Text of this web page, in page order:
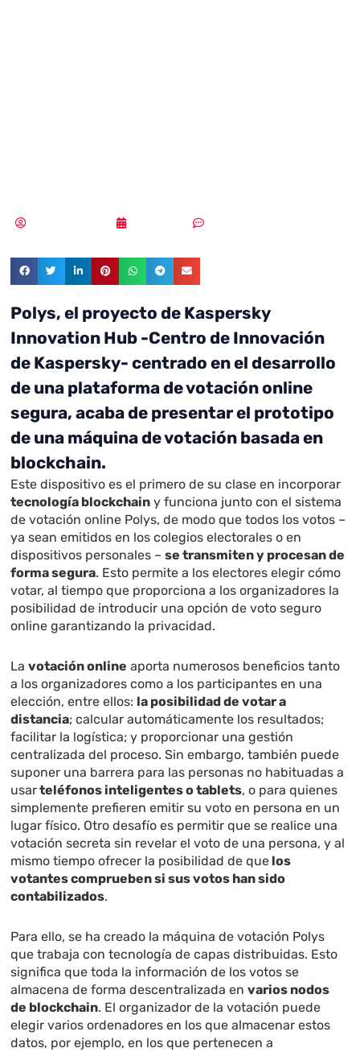
Polys, el proyecto de Kaspersky
Innovation Hub -Centro de Innovación
de Kaspersky- centrado en el desarrollo
de una plataforma de votación online
segura, acaba de presentar el prototipo
de una máquina de votación basada en
blockchain.
Este dispositivo es el primero de su clase en incorporar
tecnología blockchain y funciona junto con el sistema
de votación online Polys, de modo que todos los votos –
ya sean emitidos en los colegios electorales o en
dispositivos personales –se transmiten y procesan de
forma segura. Esto permite a los electores elegir cómo
votar, al tiempo que proporciona a los organizadores la
posibilidad de introducir una opción de voto seguro
online garantizando la privacidad.
Lavotación online aporta numerosos beneficios tanto
a los organizadores como a los participantes en una
elección, entre ellos: la posibilidad de votar a
distancia; calcular automáticamente los resultados;
facilitar la logística; y proporcionar una gestión
centralizada del proceso. Sin embargo, también puede
suponer una barrera para las personas no habituadas a
usarteléfonos inteligentes o tablets, o para quienes
simplemente prefieren emitir su voto en persona en un
lugar físico. Otro desafío es permitir que se realice una
votación secreta sin revelar el voto de una persona, y al
mismo tiempo ofrecer la posibilidad de que los
votantes comprueben si sus votos han sido
contabilizados.
Para ello, se ha creado la máquina de votación Polys
que trabaja con tecnología de capas distribuidas. Esto
significa que toda la información de los votos se
almacena de forma descentralizada envarios nodos
de blockchain. El organizador de la votación puede
elegir varios ordenadores en los que almacenar estos
datos, por ejemplo, en los que pertenecen a